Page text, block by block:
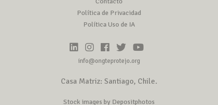
Política de Privacidad
Política Uso de IA
info@ongteprotejo.org
Casa Matriz: Santiago, Chile.
Stock images by Depositphotos